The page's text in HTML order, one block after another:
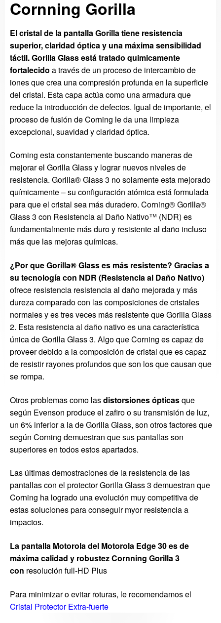
Cornning Gorilla
El cristal de la pantalla Gorilla tiene resistencia
superior, claridad óptica y una máxima sensibilidad
táctil. Gorilla Glass está tratado quimicamente
fortalecido a través de un proceso de intercambio de
iones que crea una compresión profunda en la superficie
del cristal. Esta capa actúa como una armadura que
reduce la introducción de defectos. Igual de importante, el
proceso de fusión de Corning le da una limpieza
excepcional, suavidad y claridad óptica.
Corning esta constantemente buscando maneras de
mejorar el Gorilla Glass y lograr nuevos niveles de
resistencia. Gorilla® Glass 3 no solamente esta mejorado
químicamente – su configuración atómica está formulada
para que el cristal sea más duradero. Corning® Gorilla®
Glass 3 con Resistencia al Daño Nativo™ (NDR) es
fundamentalmente más duro y resistente al daño incluso
más que las mejoras químicas.
¿Por que Gorilla® Glass es más resistente? Gracias a
su tecnología con NDR (Resistencia al Daño Nativo)
ofrece resistencia resistencia al daño mejorada y más
dureza comparado con las composiciones de cristales
normales y es tres veces más resistente que Gorilla Glass
2. Esta resistencia al daño nativo es una característica
única de Gorilla Glass 3. Algo que Corning es capaz de
proveer debido a la composición de cristal que es capaz
de resistir rayones profundos que son los que causan que
se rompa.
Otros problemas como lasdistorsiones ópticasque
según Evenson produce el zafiro o su transmisión de luz,
un 6% inferior a la de Gorilla Glass, son otros factores que
según Corning demuestran que sus pantallas son
superiores en todos estos apartados.
Las últimas demostraciones de la resistencia de las
pantallas con el protector Gorilla Glass 3 demuestran que
Corning ha logrado una evolución muy competitiva de
estas soluciones para conseguir myor resistencia a
impactos.
La pantalla Motorola del Motorola Edge 30 es de
máxima calidad y robustez Cornning Gorilla 3
con resolución full-HD Plus
Para minimizar o evitar roturas, le recomendamos el
Cristal Protector Extra-fuerte